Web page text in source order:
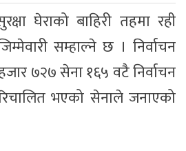
घेराको बाहिरी तहमा रही
सम्हाल्ने छ । निर्वाचन
७२७ सेना १६५ वटै निर्वाचन
भएको सेनाले जनाएको